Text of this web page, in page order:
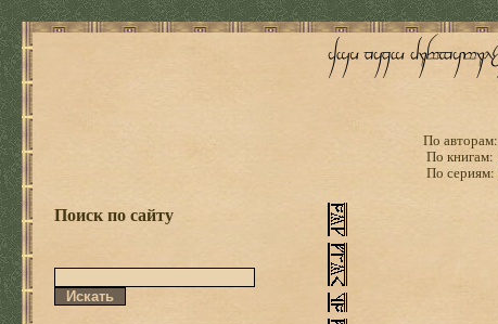
По авторам:
По книгам:
По сериям:
Поиск по сайту